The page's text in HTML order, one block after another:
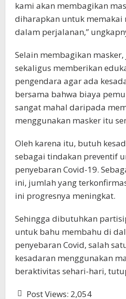
kami akan membagikan
diharapkan untuk memakai
dalam perjalanan,”
Selain membagikan
sekaligus memberikan
pengendara agar ada
bersama bahwa biaya
sangat mahal daripada
menggunakan masker itu
Oleh karena itu, butuh
sebagai tindakan preventif
penyebaran Covid-19.
ini, jumlah yang
ini progresnya meningkat.
Sehingga dibutuhkan
untuk bahu membahu di
penyebaran Covid, salah
kesadaran menggunakan
beraktivitas sehari-hari,
Post Views: 2,054